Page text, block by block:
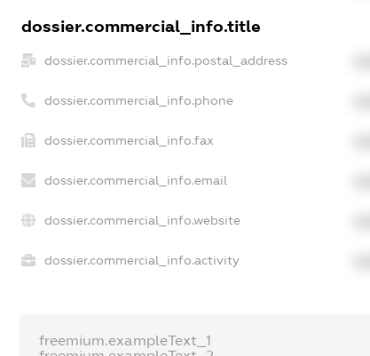
dossier.commercial_info.title
dossier.commercial_info.postal_address
dossier.commercial_info.phone
dossier.commercial_info.fax
dossier.commercial_info.email
dossier.commercial_info.website
dossier.commercial_info.activity
freemium.exampleText_1